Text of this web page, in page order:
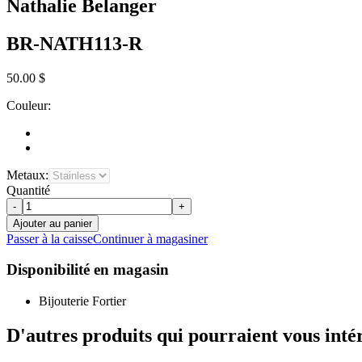
Nathalie Belanger
BR-NATH113-R
50.00 $
Couleur:
Metaux:
Quantité
-
+
Ajouter au panier
Passer à la caisseContinuer à magasiner
Disponibilité en magasin
Bijouterie Fortier
D'autres produits qui pourraient vous